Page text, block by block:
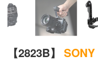
【2823B】 SONY